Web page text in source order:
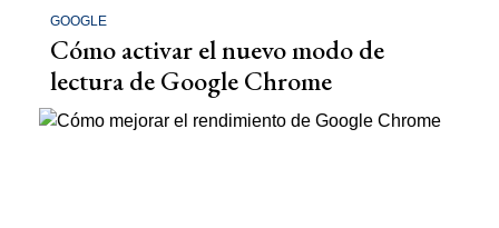
GOOGLE
Cómo activar el nuevo modo de
lectura de Google Chrome